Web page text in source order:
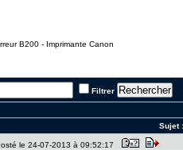
B200 - Imprimante Canon
Filtrer
Sujet
le 24-07-2013 à 09:52:17